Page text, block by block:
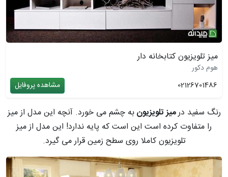
میز تلویزیون کتابخانه دار
هوم دکور
02126701486
مشاهده پروفایل
رنگ سفید درمیز تلویزیونبه چشم می خورد. آنچه این مدل از میز
را متفاوت کرده است این است که پایه ندارد! این مدل از میز
تلویزیون کاملا روی سطح زمین قرار می گیرد.